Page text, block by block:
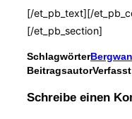
[/et_pb_text][/
[/et_pb_section]
Schlagwörter
Beitragsautor
Schreibe einen